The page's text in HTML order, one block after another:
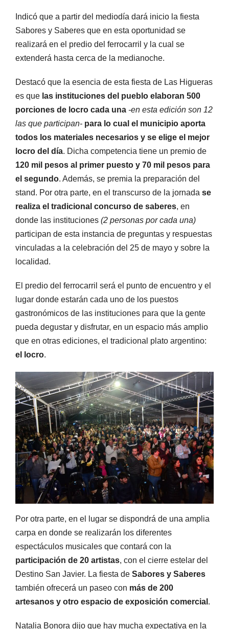
Indicó que a partir del mediodía dará inicio la fiesta
Sabores y Saberes que en esta oportunidad se
realizará en el predio del ferrocarril y la cual se
extenderá hasta cerca de la medianoche.
Destacó que la esencia de esta fiesta de Las Higueras
es que las instituciones del pueblo elaboran 500
porciones de locro cada una -en esta edición son 12
las que participan- para lo cual el municipio aporta
todos los materiales necesarios y se elige el mejor
locro del día. Dicha competencia tiene un premio de
120 mil pesos al primer puesto y 70 mil pesos para
el segundo. Además, se premia la preparación del
stand. Por otra parte, en el transcurso de la jornada se
realiza el tradicional concurso de saberes, en
donde las instituciones (2 personas por cada una)
participan de esta instancia de preguntas y respuestas
vinculadas a la celebración del 25 de mayo y sobre la
localidad.
El predio del ferrocarril será el punto de encuentro y el
lugar donde estarán cada uno de los puestos
gastronómicos de las instituciones para que la gente
pueda degustar y disfrutar, en un espacio más amplio
que en otras ediciones, el tradicional plato argentino:
el locro.
Por otra parte, en el lugar se dispondrá de una amplia
carpa en donde se realizarán los diferentes
espectáculos musicales que contará con la
participación de 20 artistas, con el cierre estelar del
Destino San Javier. La fiesta de Sabores y Saberes
también ofrecerá un paseo con más de 200
artesanos y otro espacio de exposición comercial .
Natalia Bonora dijo que hay mucha expectativa en la